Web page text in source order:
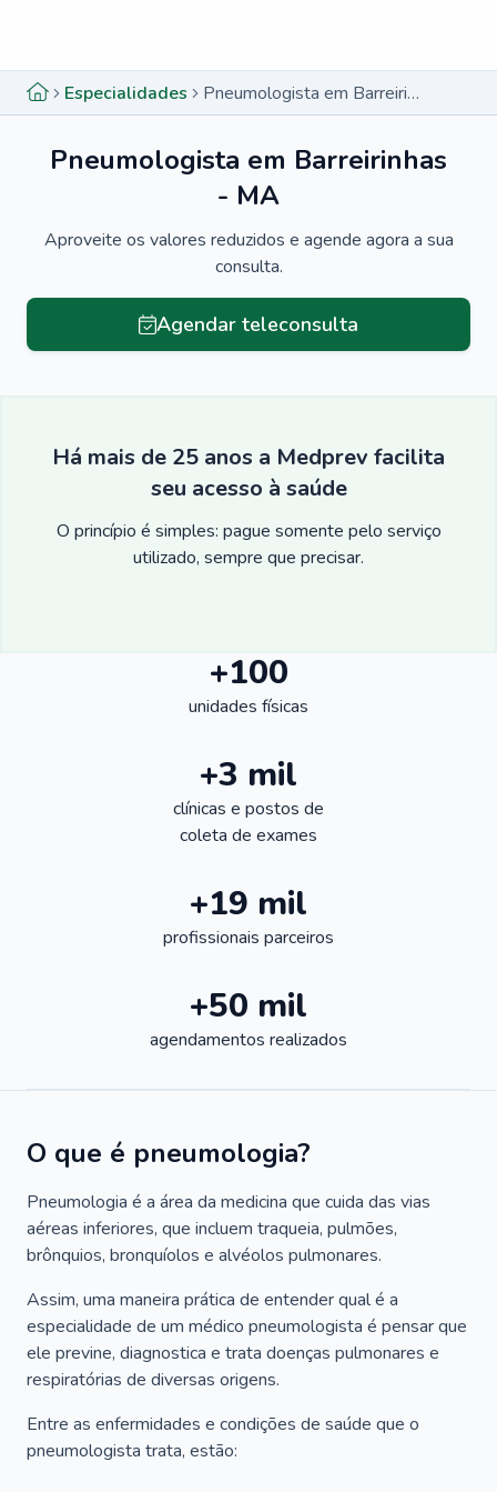
Especialidades Pneumologista em Barreirinhas - MA
Pneumologista em Barreirinhas
- MA
Aproveite os valores reduzidos e agende agora a sua
consulta.
Agendar teleconsulta
Há mais de 25 anos a Medprev facilita
seu acesso à saúde
O princípio é simples: pague somente pelo serviço
utilizado, sempre que precisar.
+100
unidades físicas
+3 mil
clínicas e postos de
coleta de exames
+19 mil
profissionais parceiros
+50 mil
agendamentos realizados
O que é pneumologia?
Pneumologia é a área da medicina que cuida das vias
aéreas inferiores, que incluem traqueia, pulmões,
brônquios, bronquíolos e alvéolos pulmonares.
Assim, uma maneira prática de entender qual é a
especialidade de um médico pneumologista é pensar que
ele previne, diagnostica e trata doenças pulmonares e
respiratórias de diversas origens.
Entre as enfermidades e condições de saúde que o
pneumologista trata, estão: